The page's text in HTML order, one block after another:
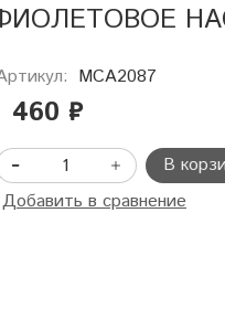
МСА2087
460 ₽
В
Добавить в сравнение